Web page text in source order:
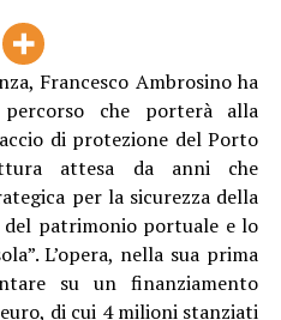
seduti attorno a un tavolo
drammatico per affrontare
che aveva avuto come
del ridimensionamento
Gianluca Farina Segreterio
– in quella fase critica la
dei lavoratori e il senso
Francesco Ambrosino ha
che porterà alla
di protezione del Porto
attesa da anni che
per la sicurezza della
del patrimonio portuale e lo
L’opera, nella sua prima
su un finanziamento
di cui 4 milioni stanziati